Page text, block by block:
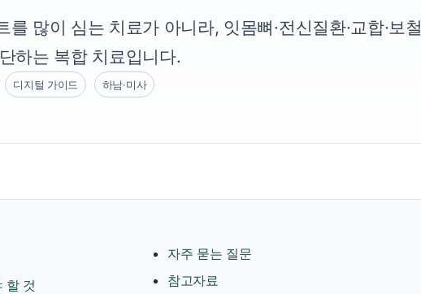
많이 심는 치료가 아니라, 잇몸뼈·전신질환·교합·보철
하는 복합 치료입니다.
디지털 가이드 하남·미사
할 것
자주 묻는 질문
참고자료